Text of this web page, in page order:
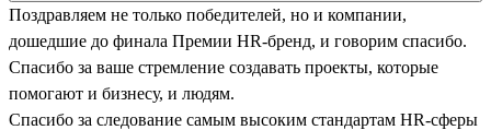
Поздравляем не только победителей, но и компании,
дошедшие до финала Премии HR-бренд, и говорим спасибо.
Спасибо за ваше стремление создавать проекты, которые
помогают и бизнесу, и людям.
Спасибо за следование самым высоким стандартам HR-сферы